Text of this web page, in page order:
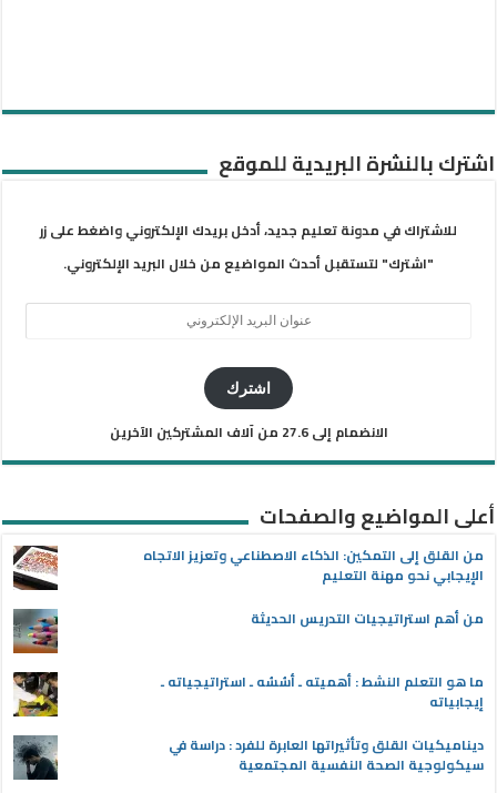
اشترك بالنشرة البريدية للموقع
للاشتراك في مدونة تعليم جديد، أدخل بريدك الإلكتروني واضغط على زر
"اشترك" لتستقبل أحدث المواضيع من خلال البريد الإلكتروني.
اشترك
الانضمام إلى 27.6 من آلاف المشتركين الآخرين
أعلى المواضيع والصفحات
من القلق إلى التمكين: الذكاء الاصطناعي وتعزيز الاتجاه
الإيجابي نحو مهنة التعليم
من أهم استراتيجيات التدريس الحديثة
ما هو التعلم النشط : أهميته ـ أسُسُه ـ استراتيجياته ـ
إيجابياته
ديناميكيات القلق وتأثيراتها العابرة للفرد : دراسة في
سيكولوجية الصحة النفسية المجتمعية